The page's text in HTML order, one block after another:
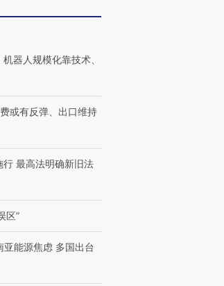
器人规模化靠技术、
或有反弹、出口维持
最高法明确新旧法
区”
亚能源焦虑 多国出台